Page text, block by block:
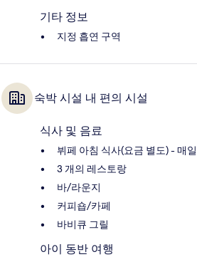
기타 정보
지정 흡연 구역
숙박 시설 내 편의 시설
식사 및 음료
뷔페 아침 식사(요금 별도) - 매
3 개의 레스토랑
바/라운지
커피숍/카페
바비큐 그릴
아이 동반 여행